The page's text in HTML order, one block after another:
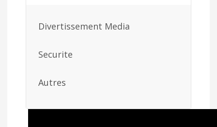
Divertissement Media
Securite
Autres